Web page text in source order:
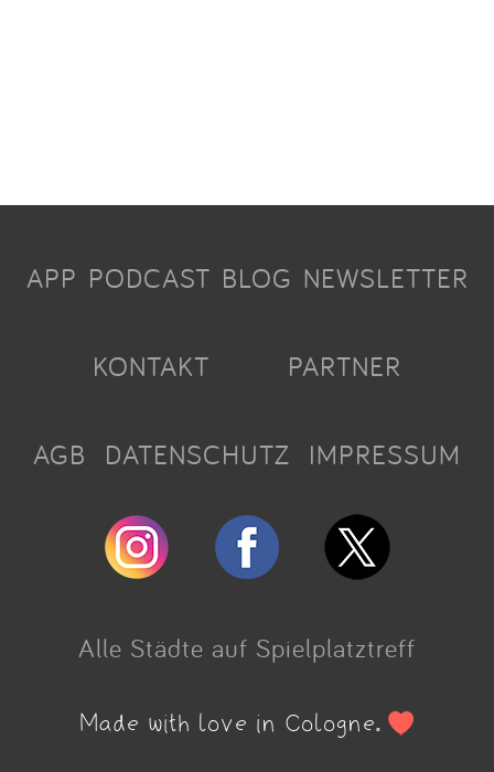
APP PODCAST BLOG NEWSLETTER
KONTAKT PARTNER
AGB DATENSCHUTZ IMPRESSUM
Alle Städte auf Spielplatztreff
Made with love in Cologne.